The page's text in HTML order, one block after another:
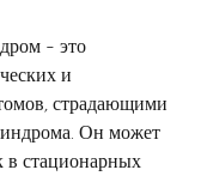
- это
и
страдающими
Он может
в стационарных